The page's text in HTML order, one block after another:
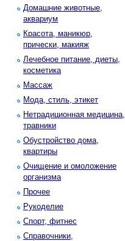
Домашние животные,
аквариум
Красота, маникюр,
прически, макияж
Лечебное питание, диеты,
косметика
Массаж
Мода, стиль, этикет
Нетрадиционная медицина,
травники
Обустройство дома,
квартиры
Очищение и омоложение
организма
Прочее
Рукоделие
Спорт, фитнес
Справочники,